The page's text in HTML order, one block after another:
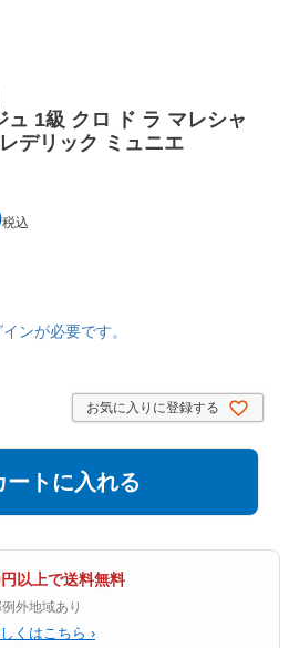
ュ 1級 クロ ド ラ マレシャ
デリック ミュニエ
税込
ンが必要です。
お気に入りに登録する
ートに入れる
以上で送料無料
外地域あり
くはこちら ›